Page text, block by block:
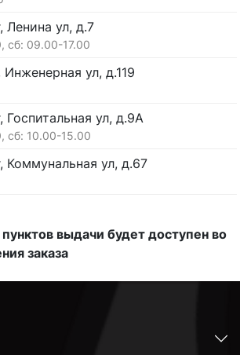
Ленина ул, д.7
сб: 09.00-17.00
Инженерная ул, д.119
Госпитальная ул, д.9А
сб: 10.00-15.00
Коммунальная ул, д.67
выдачи будет доступен во
заказа